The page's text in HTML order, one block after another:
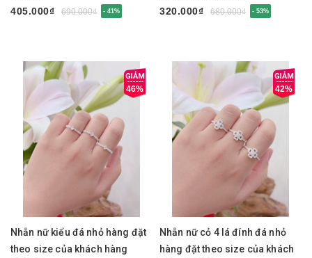
405.000₫
690.000₫ - 41%
320.000₫
680.000₫ - 53%
46%
Nhẫn nữ kiểu đá nhỏ hàng đặt
theo size của khách hàng
42%
Nhẫn nữ cỏ 4 lá đính đá nhỏ
hàng đặt theo size của khách